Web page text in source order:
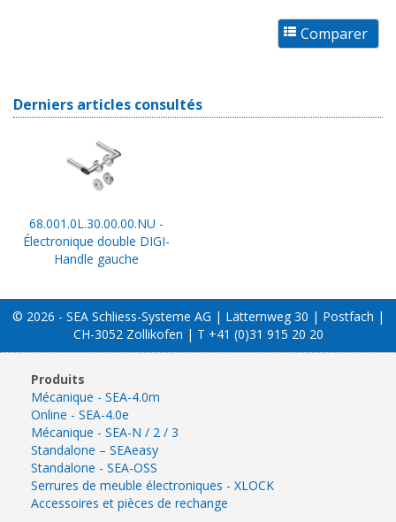
Derniers articles consultés
68.001.0L.30.00.00.NU -
Électronique double DIGI-
Handle gauche
© 2026 - SEA Schliess-Systeme AG | Lätternweg 30 | Postfach |
CH-3052 Zollikofen | T +41 (0)31 915 20 20
Produits
Mécanique - SEA-4.0m
Online - SEA-4.0e
Mécanique - SEA-N / 2 / 3
Standalone – SEAeasy
Standalone - SEA-OSS
Serrures de meuble électroniques - XLOCK
Accessoires et pièces de rechange